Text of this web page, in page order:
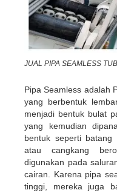
JUAL PIPA SEAMLESS
Pipa Seamless adalah
yang berbentuk
menjadi bentuk bulat
yang kemudian
bentuk seperti batang
atau cangkang
digunakan pada
cairan. Karena pipa
tinggi, mereka juga